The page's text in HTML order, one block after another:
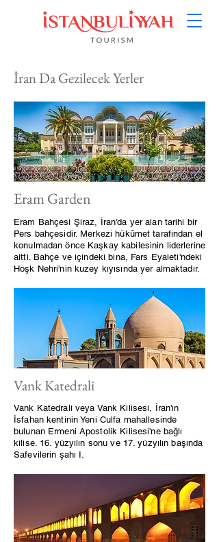
İran Da Gezilecek Yerler
Eram Garden
Eram Bahçesi Şiraz, İran'da yer alan tarihi bir
Pers bahçesidir. Merkezi hükûmet tarafından el
konulmadan önce Kaşkay kabilesinin liderlerine
aitti. Bahçe ve içindeki bina, Fars Eyaleti'ndeki
Hoşk Nehri'nin kuzey kıyısında yer almaktadır.
Vank Katedrali
Vank Katedrali veya Vank Kilisesi, İran'ın
İsfahan kentinin Yeni Culfa mahallesinde
bulunan Ermeni Apostolik Kilisesi'ne bağlı
kilise. 16. yüzyılın sonu ve 17. yüzyılın başında
Safevilerin şahı I.